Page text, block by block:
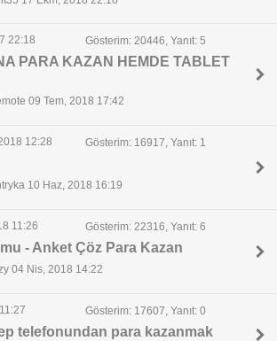
22:18 Gösterim: 20446, Yanıt: 5
PARA KAZAN HEMDE TABLET
09 Tem, 2018 17:42
12:28 Gösterim: 16917, Yanıt: 1
10 Haz, 2018 16:19
11:26 Gösterim: 22316, Yanıt: 6
- Anket Çöz Para Kazan
04 Nis, 2018 14:22
Gösterim: 17607, Yanıt: 0
telefonundan para kazanmak